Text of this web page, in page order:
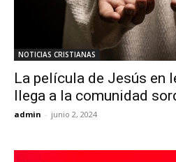
NOTICIAS CRISTIANAS
La película de Jesús en
llega a la comunidad
admin - junio 2, 2024